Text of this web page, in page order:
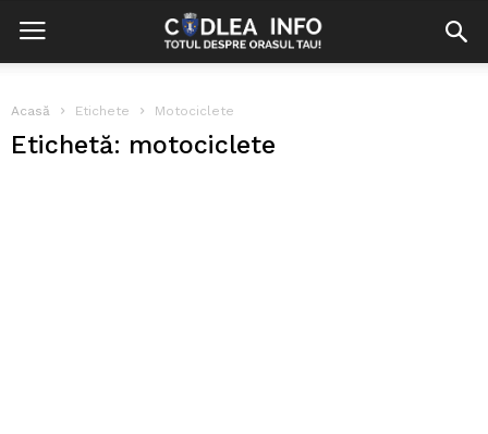
Acasă Etichete Motociclete
Etichetă: motociclete